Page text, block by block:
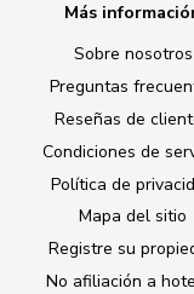
Más
Sobre nosotros
Preguntas
Reseñas de
Condiciones de
Política de
Mapa del sitio
Registre su
No afiliación a